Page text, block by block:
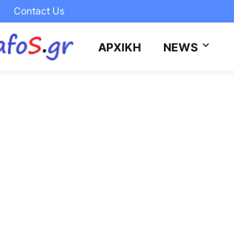
Contact Us
ΑΡΧΙΚΉ NEWS